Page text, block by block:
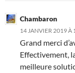
Chambaron
14 JANVIER 2019 À
Grand merci
Effectivement,
meilleure